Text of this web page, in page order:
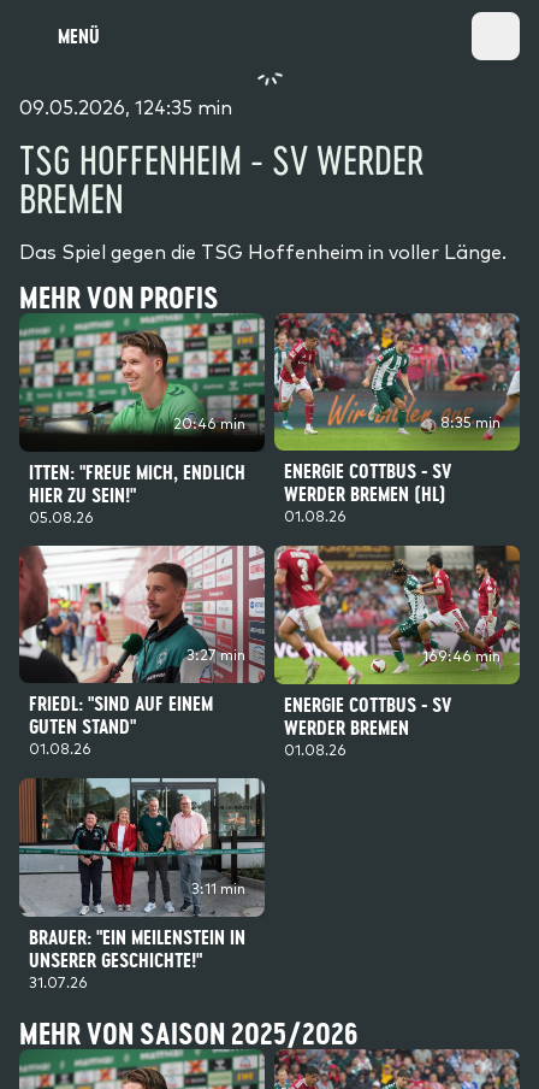
MENÜ
09.05.2026, 124:35 min
TSG HOFFENHEIM - SV WERDER
BREMEN
Das Spiel gegen die TSG Hoffenheim in voller Länge.
MEHR VON PROFIS
20:46 min
ITTEN: "FREUE MICH, ENDLICH
HIER ZU SEIN!"
05.08.26
8:35 min
ENERGIE COTTBUS - SV
WERDER BREMEN (HL)
01.08.26
3:27 min
FRIEDL: "SIND AUF EINEM
GUTEN STAND"
01.08.26
169:46 min
ENERGIE COTTBUS - SV
WERDER BREMEN
01.08.26
3:11 min
BRAUER: "EIN MEILENSTEIN IN
UNSERER GESCHICHTE!"
31.07.26
MEHR VON SAISON 2025/2026